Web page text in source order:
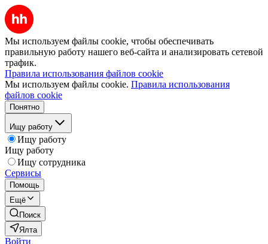
Мы используем файлы cookie, чтобы обеспечивать
правильную работу нашего веб-сайта и анализировать сетевой
трафик.
Правила использования файлов cookie
Мы используем файлы cookie. Правила использования
файлов cookie
Понятно
Ищу работу
Ищу работу
Ищу работу
Ищу сотрудника
Сервисы
Помощь
Ещё
Поиск
Ялта
Войти